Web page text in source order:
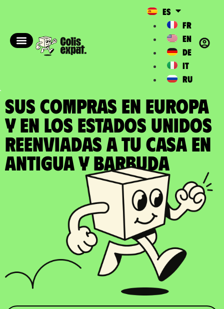
ES
FR
EN
DE
IT
RU
SUS COMPRAS EN EUROPA
Y EN LOS ESTADOS UNIDOS
REENVIADAS a tu casa en
Antigua y Barbuda